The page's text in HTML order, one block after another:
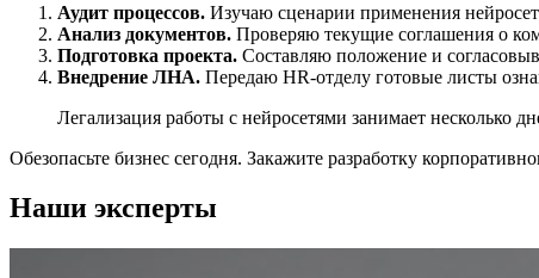
Аудит процессов. Изучаю сценарии применения
Анализ документов. Проверяю текущие соглашения о
Подготовка проекта. Составляю положение и
Внедрение ЛНА. Передаю HR-отделу готовые листы
Легализация работы с нейросетями занимает несколько
Обезопасьте бизнес сегодня. Закажите разработку
Наши эксперты